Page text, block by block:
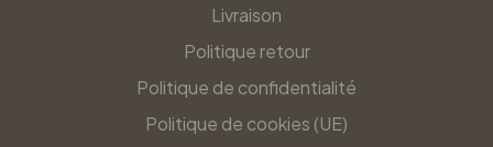
Livraison
Politique retour
Politique de confidentialité
Politique de cookies (UE)